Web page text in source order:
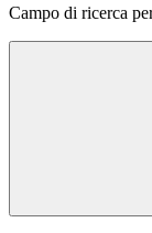
Campo di ricerca